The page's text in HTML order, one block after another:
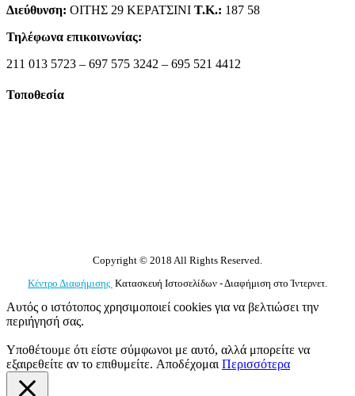
Διεύθυνση: ΟΙΤΗΣ 29 ΚΕΡΑΤΣΙΝΙ Τ.Κ.: 187 58
Τηλέφωνα επικοινωνίας:
211 013 5723 – 697 575 3242 – 695 521 4412
Τοποθεσία
Copyright © 2018 All Rights Reserved.
Κέντρο Διαφήμισης Κατασκευή Ιστοσελίδων - Διαφήμιση στο Ίντερνετ.
Αυτός ο ιστότοπος χρησιμοποιεί cookies για να βελτιώσει την
περιήγησή σας.
Υποθέτουμε ότι είστε σύμφωνοι με αυτό, αλλά μπορείτε να
εξαιρεθείτε αν το επιθυμείτε. Αποδέχομαι Περισσότερα